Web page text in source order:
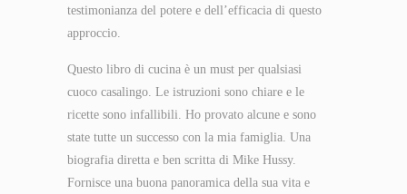
testimonianza del potere e dell’efficacia di questo
approccio.
Questo libro di cucina è un must per qualsiasi
cuoco casalingo. Le istruzioni sono chiare e le
ricette sono infallibili. Ho provato alcune e sono
state tutte un successo con la mia famiglia. Una
biografia diretta e ben scritta di Mike Hussy.
Fornisce una buona panoramica della sua vita e